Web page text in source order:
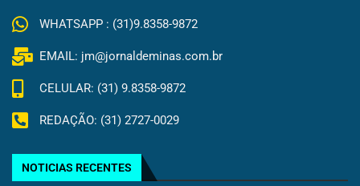
WHATSAPP : (31)9.8358-9872
EMAIL: jm@jornaldeminas.com.br
CELULAR: (31) 9.8358-9872
REDAÇÃO: (31) 2727-0029
NOTICIAS RECENTES